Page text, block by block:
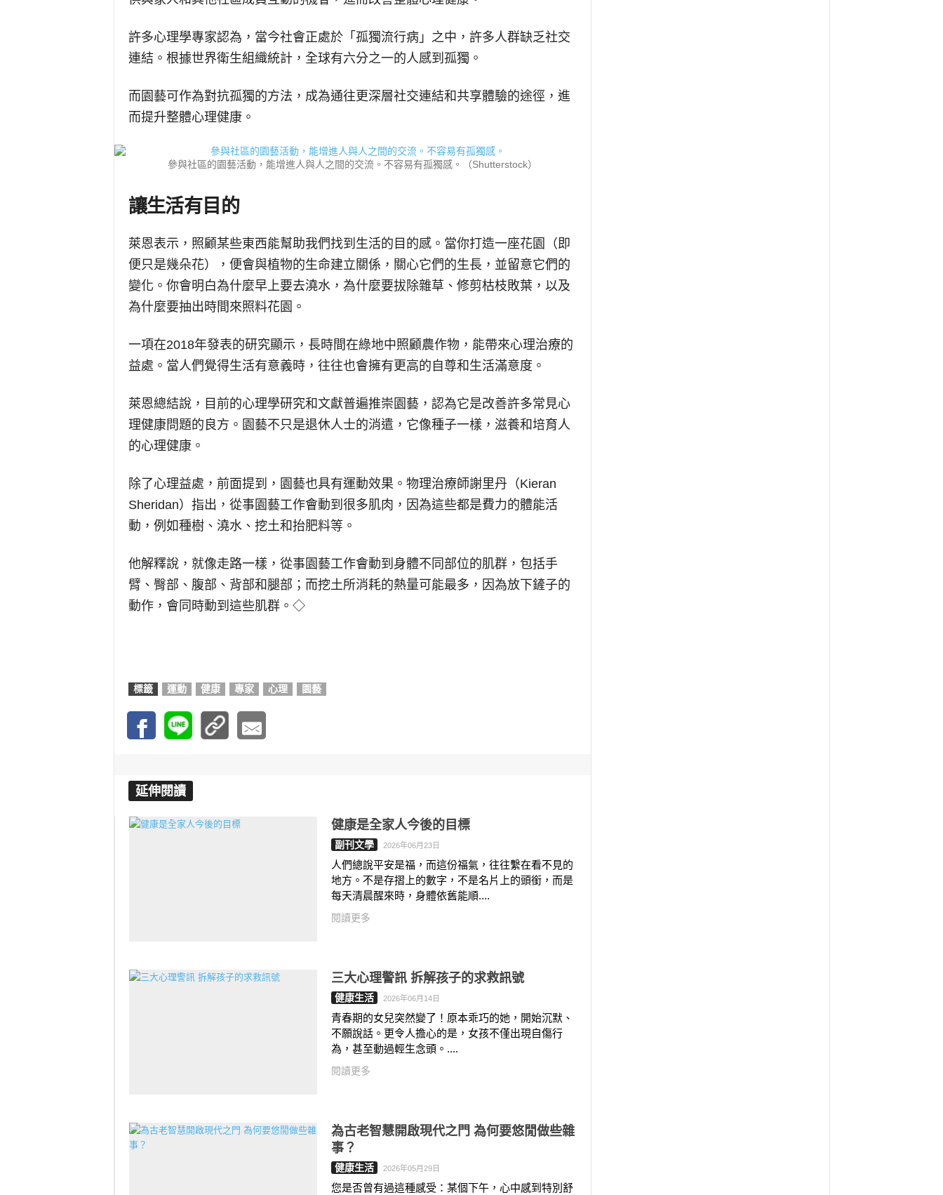
許多心理學專家認為，當今社會正處於「孤獨流行病」之中，許多人群缺乏社交
連結。根據世界衛生組織統計，全球有六分之一的人感到孤獨。
而園藝可作為對抗孤獨的方法，成為通往更深層社交連結和共享體驗的途徑，進
而提升整體心理健康。
參與社區的園藝活動，能增進人與人之間的交流。不容易有孤獨感。（Shutterstock）
讓生活有目的
萊恩表示，照顧某些東西能幫助我們找到生活的目的感。當你打造一座花園（即
便只是幾朵花），便會與植物的生命建立關係，關心它們的生長，並留意它們的
變化。你會明白為什麼早上要去澆水，為什麼要拔除雜草、修剪枯枝敗葉，以及
為什麼要抽出時間來照料花園。
一項在2018年發表的研究顯示，長時間在綠地中照顧農作物，能帶來心理治療的
益處。當人們覺得生活有意義時，往往也會擁有更高的自尊和生活滿意度。
萊恩總結說，目前的心理學研究和文獻普遍推崇園藝，認為它是改善許多常見心
理健康問題的良方。園藝不只是退休人士的消遣，它像種子一樣，滋養和培育人
的心理健康。
除了心理益處，前面提到，園藝也具有運動效果。物理治療師謝里丹（Kieran
Sheridan）指出，從事園藝工作會動到很多肌肉，因為這些都是費力的體能活
動，例如種樹、澆水、挖土和抬肥料等。
他解釋說，就像走路一樣，從事園藝工作會動到身體不同部位的肌群，包括手
臂、臀部、腹部、背部和腿部；而挖土所消耗的熱量可能最多，因為放下鏟子的
動作，會同時動到這些肌群。◇
標籤 運動 健康 專家 心理 園藝
延伸閱讀
健康是全家人今後的目標
副刊文學 2026年06月23日
人們總說平安是福，而這份福氣，往往繫在看不見的
地方。不是存摺上的數字，不是名片上的頭銜，而是
每天清晨醒來時，身體依舊能順....
閱讀更多
三大心理警訊 拆解孩子的求救訊號
健康生活 2026年06月14日
青春期的女兒突然變了！原本乖巧的她，開始沉默、
不願說話。更令人擔心的是，女孩不僅出現自傷行
為，甚至動過輕生念頭。....
閱讀更多
為古老智慧開啟現代之門 為何要悠閒做些雜
事？
健康生活 2026年05月29日
您是否曾有過這種感受：某個下午，心中感到特別舒